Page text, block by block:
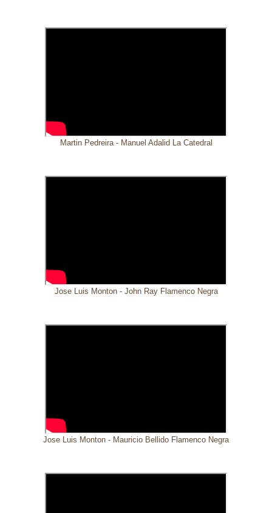
Martin Pedreira - Manuel Adalid La Catedral
Jose Luis Monton - John Ray Flamenco Negra
Jose Luis Monton - Mauricio Bellido Flamenco Negra